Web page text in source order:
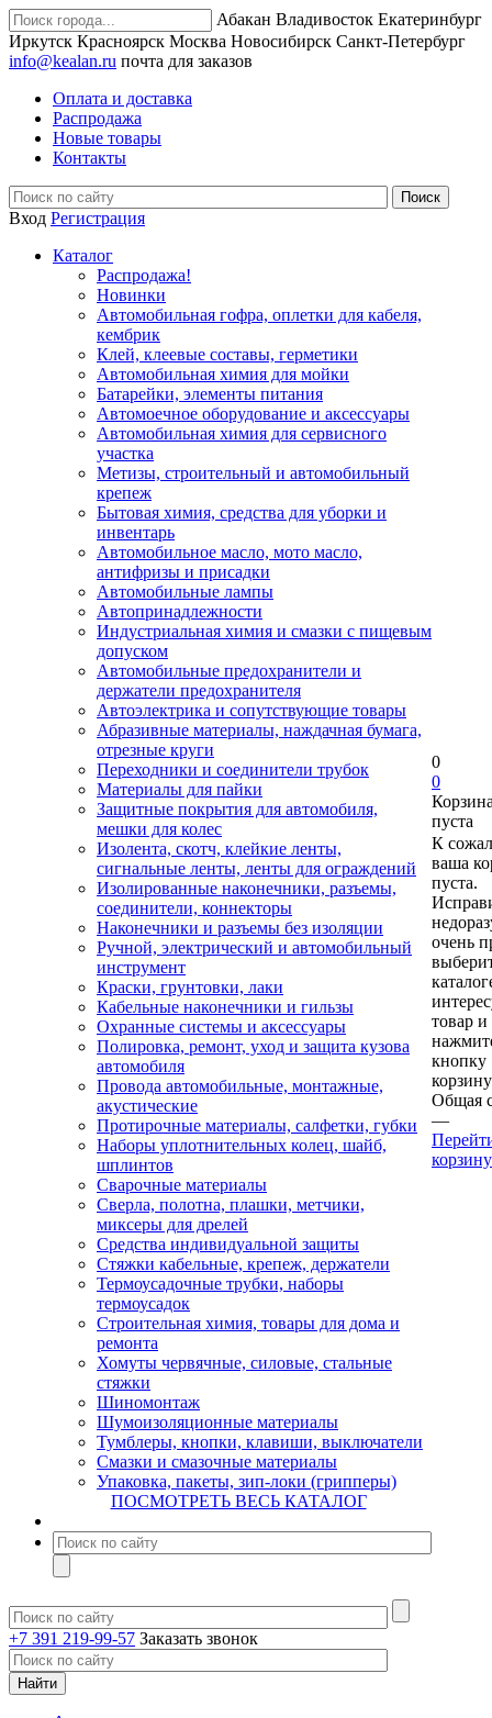
Абакан Владивосток Екатеринбург
Иркутск Красноярск Москва Новосибирск Санкт-Петербург
info@kealan.ru почта для заказов
Оплата и доставка
Распродажа
Новые товары
Контакты
Вход Регистрация
Каталог
Распродажа!
Новинки
Автомобильная гофра, оплетки для кабеля,
кембрик
Клей, клеевые составы, герметики
Автомобильная химия для мойки
Батарейки, элементы питания
Автомоечное оборудование и аксессуары
Автомобильная химия для сервисного
участка
Метизы, строительный и автомобильный
крепеж
Бытовая химия, средства для уборки и
инвентарь
Автомобильное масло, мото масло,
антифризы и присадки
Автомобильные лампы
Автопринадлежности
Индустриальная химия и смазки с пищевым
допуском
Автомобильные предохранители и
держатели предохранителя
Автоэлектрика и сопутствующие товары
Абразивные материалы, наждачная бумага,
отрезные круги
Переходники и соединители трубок
Материалы для пайки
Защитные покрытия для автомобиля,
мешки для колес
Изолента, скотч, клейкие ленты,
сигнальные ленты, ленты для ограждений
Изолированные наконечники, разъемы,
соединители, коннекторы
Наконечники и разъемы без изоляции
Ручной, электрический и автомобильный
инструмент
Краски, грунтовки, лаки
Кабельные наконечники и гильзы
Охранные системы и аксессуары
Полировка, ремонт, уход и защита кузова
автомобиля
Провода автомобильные, монтажные,
акустические
Протирочные материалы, салфетки, губки
Наборы уплотнительных колец, шайб,
шплинтов
Сварочные материалы
Сверла, полотна, плашки, метчики,
миксеры для дрелей
Средства индивидуальной защиты
Стяжки кабельные, крепеж, держатели
Термоусадочные трубки, наборы
термоусадок
Строительная химия, товары для дома и
ремонта
Хомуты червячные, силовые, стальные
стяжки
Шиномонтаж
Шумоизоляционные материалы
Тумблеры, кнопки, клавиши, выключатели
Смазки и смазочные материалы
Упаковка, пакеты, зип-локи (грипперы)
ПОСМОТРЕТЬ ВЕСЬ КАТАЛОГ
+7 391 219-99-57 Заказать звонок
0
0
пуста
К
ваша
пуста.
очень
товар и
кнопку
Общая
—
корзину